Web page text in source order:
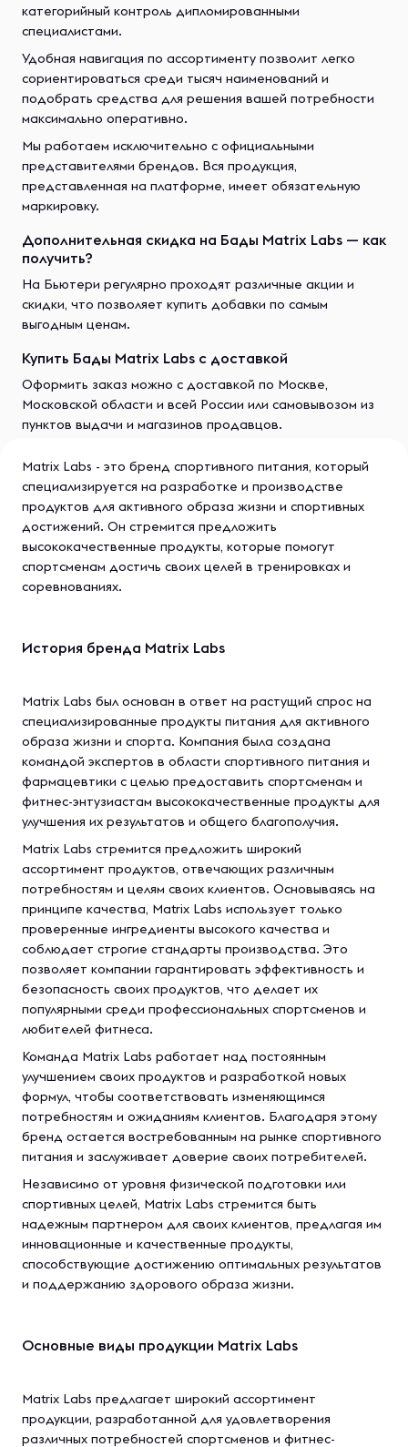
категорийный контроль дипломированными
специалистами.
Удобная навигация по ассортименту позволит легко
сориентироваться среди тысяч наименований и
подобрать средства для решения вашей потребности
максимально оперативно.
Мы работаем исключительно с официальными
представителями брендов. Вся продукция,
представленная на платформе, имеет обязательную
маркировку.
Дополнительная скидка на Бады Matrix Labs — как
получить?
На Бьютери регулярно проходят различные акции и
скидки, что позволяет купить добавки по самым
выгодным ценам.
Купить Бады Matrix Labs с доставкой
Оформить заказ можно с доставкой по Москве,
Московской области и всей России или самовывозом из
пунктов выдачи и магазинов продавцов.
Matrix Labs - это бренд спортивного питания, который
специализируется на разработке и производстве
продуктов для активного образа жизни и спортивных
достижений. Он стремится предложить
высококачественные продукты, которые помогут
спортсменам достичь своих целей в тренировках и
соревнованиях.
История бренда Matrix Labs
Matrix Labs был основан в ответ на растущий спрос на
специализированные продукты питания для активного
образа жизни и спорта. Компания была создана
командой экспертов в области спортивного питания и
фармацевтики с целью предоставить спортсменам и
фитнес-энтузиастам высококачественные продукты для
улучшения их результатов и общего благополучия.
Matrix Labs стремится предложить широкий
ассортимент продуктов, отвечающих различным
потребностям и целям своих клиентов. Основываясь на
принципе качества, Matrix Labs использует только
проверенные ингредиенты высокого качества и
соблюдает строгие стандарты производства. Это
позволяет компании гарантировать эффективность и
безопасность своих продуктов, что делает их
популярными среди профессиональных спортсменов и
любителей фитнеса.
Команда Matrix Labs работает над постоянным
улучшением своих продуктов и разработкой новых
формул, чтобы соответствовать изменяющимся
потребностям и ожиданиям клиентов. Благодаря этому
бренд остается востребованным на рынке спортивного
питания и заслуживает доверие своих потребителей.
Независимо от уровня физической подготовки или
спортивных целей, Matrix Labs стремится быть
надежным партнером для своих клиентов, предлагая им
инновационные и качественные продукты,
способствующие достижению оптимальных результатов
и поддержанию здорового образа жизни.
Основные виды продукции Matrix Labs
Matrix Labs предлагает широкий ассортимент
продукции, разработанной для удовлетворения
различных потребностей спортсменов и фитнес-